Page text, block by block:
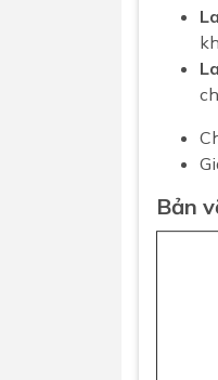
Nắp bồn
Nắp điện tử
Bản